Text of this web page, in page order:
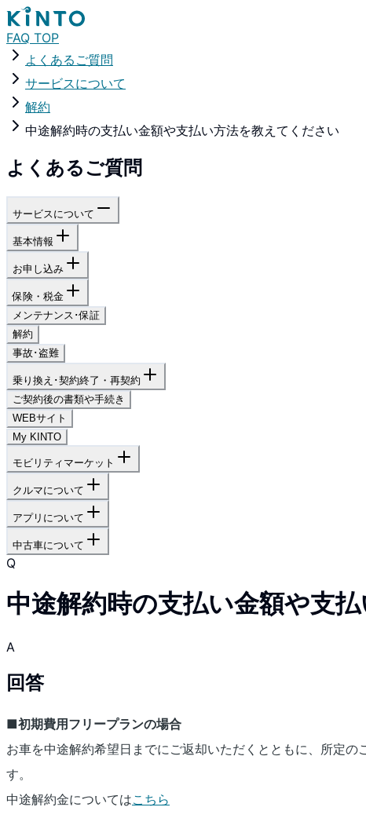
FAQ TOP
よくあるご質問
サービスについて
解約
中途解約時の支払い金額や支払い方法を教えてください
よくあるご質問
サービスについて
基本情報
お申し込み
保険・税金
メンテナンス･保証
解約
事故･盗難
乗り換え･契約終了・再契約
ご契約後の書類や手続き
WEBサイト
My KINTO
モビリティマーケット
クルマについて
アプリについて
中古車について
Q
中途解約時の支払い金額や支
A
回答
■初期費用フリープランの場合
お車を中途解約希望日までにご返却いただくとともに、所定
す。
中途解約金についてはこちら